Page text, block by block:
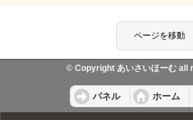
© Copyright あいさいほーむ all
パネル ホーム